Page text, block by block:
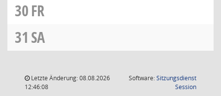
30FR
31 SA
Letzte Änderung: 08.08.2026
12:46:08
Software:Sitzungsdienst
Session(Wird in